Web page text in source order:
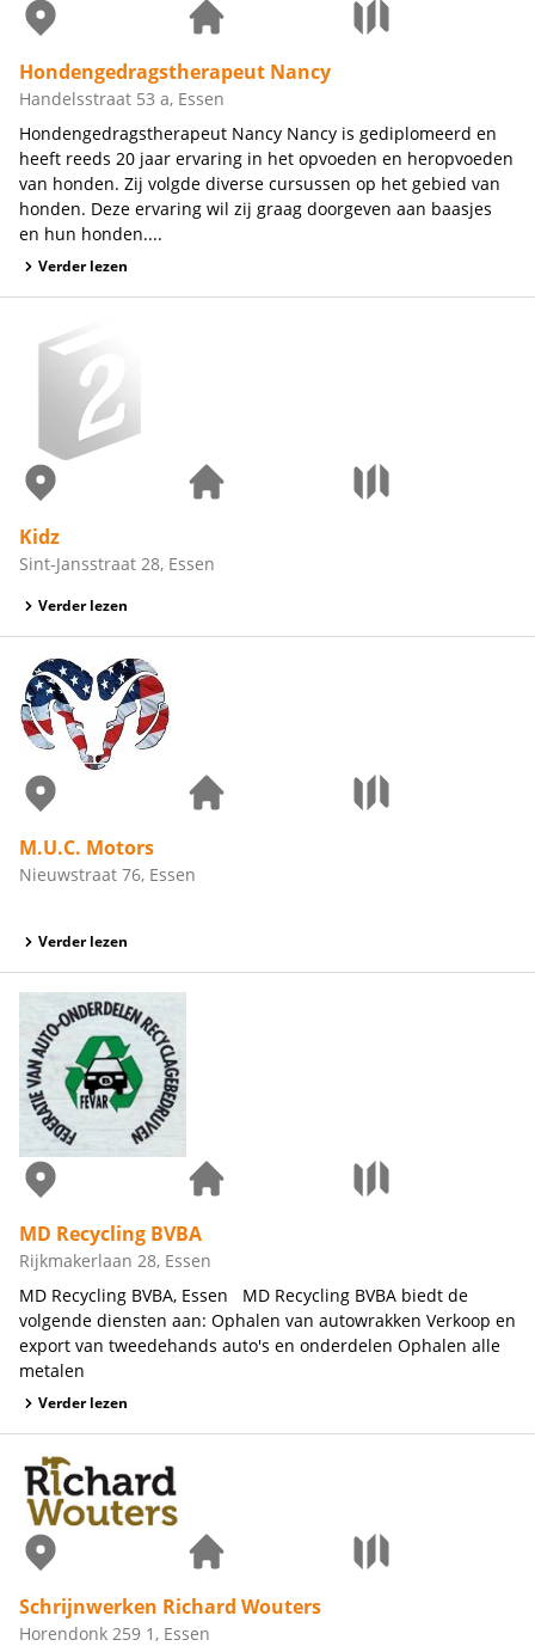
Hondengedragstherapeut Nancy
Handelsstraat 53 a, Essen
Hondengedragstherapeut Nancy Nancy is gediplomeerd en
heeft reeds 20 jaar ervaring in het opvoeden en heropvoeden
van honden. Zij volgde diverse cursussen op het gebied van
honden. Deze ervaring wil zij graag doorgeven aan baasjes
en hun honden....
Verder lezen
Kidz
Sint-Jansstraat 28, Essen
Verder lezen
M.U.C. Motors
Nieuwstraat 76, Essen
Verder lezen
MD Recycling BVBA
Rijkmakerlaan 28, Essen
MD Recycling BVBA, Essen MD Recycling BVBA biedt de
volgende diensten aan: Ophalen van autowrakken Verkoop en
export van tweedehands auto's en onderdelen Ophalen alle
metalen
Verder lezen
Schrijnwerken Richard Wouters
Horendonk 259 1, Essen